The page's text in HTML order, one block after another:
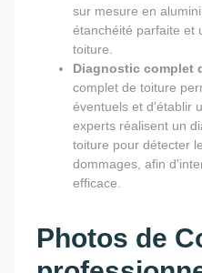
sur mesure en
étanchéité parfaite et
toiture.
Diagnostic complet
complet de toiture
éventuels et d'établir
experts réalisent un
toiture pour détecter
dommages, afin
efficace.
Photos de